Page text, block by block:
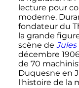
lecture pour
moderne.
fondateur du
la grande
scène de Jules
décembre
de 70
Duquesne en
l'histoire de la